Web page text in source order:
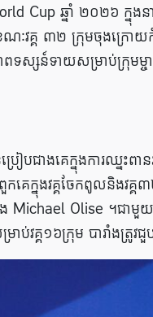
Cup ឆ្នាំ ២០២៦ ក្នុង​ន
ខណៈ​​វគ្គ ៣២ ក្រុម​ចុង​ក្រ
ាព​ទស្សន៍ទាយ​​សម្រាប់​ក្រុ
បជាងគេក្នុងការឈ្នះពា
ពួកគេក្នុងវគ្គចែកពូលនិ
Olise ។ជាមួ
ប់វគ្គ១៦ក្រុម បារាំងត្រូវ